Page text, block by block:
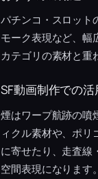
パチンコ・スロット
モーク表現など、幅
カテゴリの素材と重
SF動画制作での活
煙はワープ航跡の噴
ィクル素材や、ポ
に寄せたり、走査線
空間表現になります。